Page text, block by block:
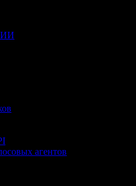
ИИ
агентов